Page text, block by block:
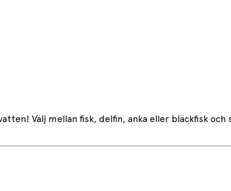
Välj mellan fisk, delfin, anka eller bläckfisk